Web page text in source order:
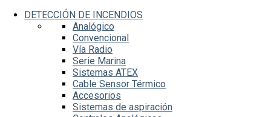
DETECCIÓN DE INCENDIOS
Analógico
Convencional
Vía Radio
Serie Marina
Sistemas ATEX
Cable Sensor Térmico
Accesorios
Sistemas de aspiración